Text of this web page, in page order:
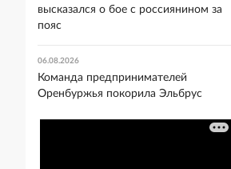
высказался о бое с россиянином за
пояс
06.08.2026
Команда предпринимателей
Оренбуржья покорила Эльбрус